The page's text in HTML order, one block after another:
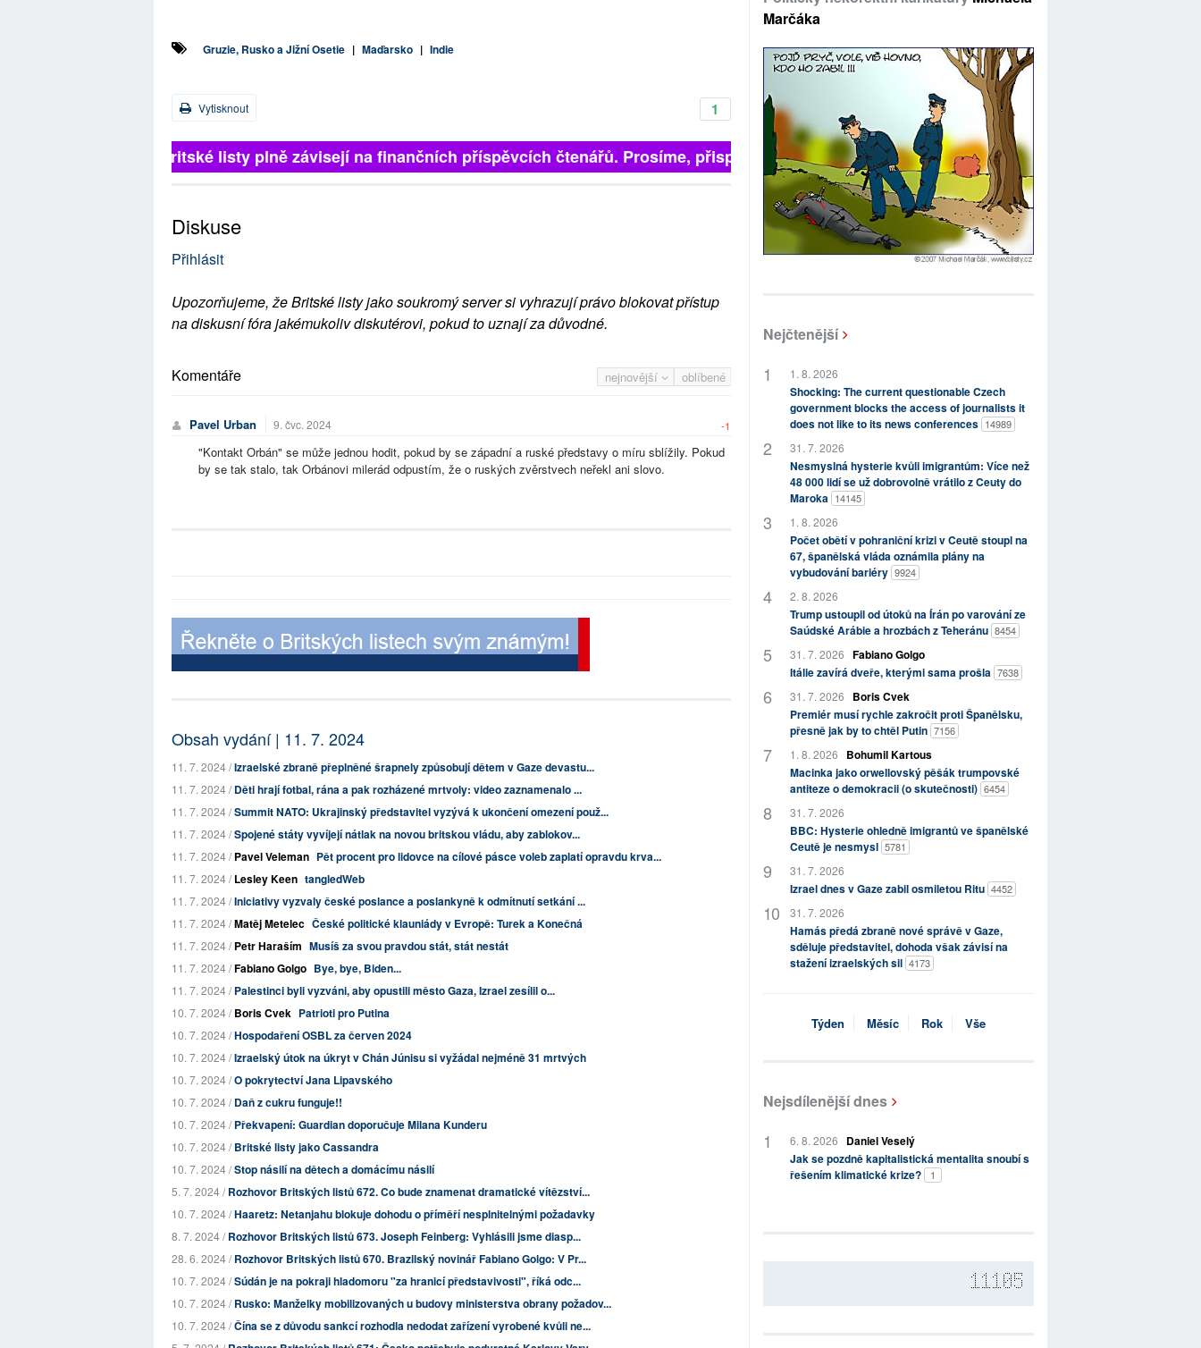
Gruzie, Rusko a Jižní Osetie | Maďarsko | Indie
1
Vytisknout
Britské listy plně závisejí na finančních příspěvcích čtenářů. Prosíme, přispějte. ➥
Diskuse
Přihlásit
Upozorňujeme, že Britské listy jako soukromý server si vyhrazují právo blokovat přístup
na diskusní fóra jakémukoliv diskutérovi, pokud to uznají za důvodné.
nejnovější oblíbené
Komentáře
Pavel Urban 9. čvc. 2024 -1
"Kontakt Orbán" se může jednou hodit, pokud by se západní a ruské představy o míru sblížily. Pokud
by se tak stalo, tak Orbánovi milerád odpustím, že o ruských zvěrstvech neřekl ani slovo.
Obsah vydání | 11. 7. 2024
11. 7. 2024 /Izraelské zbraně přeplněné šrapnely způsobují dětem v Gaze devastu...
11. 7. 2024 /Děti hrají fotbal, rána a pak rozházené mrtvoly: video zaznamenalo ...
11. 7. 2024 /Summit NATO: Ukrajinský představitel vyzývá k ukončení omezení použ...
11. 7. 2024 /Spojené státy vyvíjejí nátlak na novou britskou vládu, aby zablokov...
11. 7. 2024 /Pavel Veleman Pět procent pro lidovce na cílové pásce voleb zaplatí opravdu krva...
11. 7. 2024 /Lesley Keen tangledWeb
11. 7. 2024 /Iniciativy vyzvaly české poslance a poslankyně k odmítnutí setkání ...
11. 7. 2024 /Matěj Metelec České politické klauniády v Evropě: Turek a Konečná
11. 7. 2024 /Petr Haraším Musíš za svou pravdou stát, stát nestát
11. 7. 2024 /Fabiano Golgo Bye, bye, Biden...
11. 7. 2024 /Palestinci byli vyzváni, aby opustili město Gaza, Izrael zesílil o...
10. 7. 2024 /Boris Cvek Patrioti pro Putina
10. 7. 2024 /Hospodaření OSBL za červen 2024
10. 7. 2024 /Izraelský útok na úkryt v Chán Júnisu si vyžádal nejméně 31 mrtvých
10. 7. 2024 /O pokrytectví Jana Lipavského
10. 7. 2024 /Daň z cukru funguje!!
10. 7. 2024 /Překvapení: Guardian doporučuje Milana Kunderu
10. 7. 2024 /Britské listy jako Cassandra
10. 7. 2024 /Stop násilí na dětech a domácímu násilí
5. 7. 2024 /Rozhovor Britských listů 672. Co bude znamenat dramatické vítězství...
10. 7. 2024 /Haaretz: Netanjahu blokuje dohodu o příměří nesplnitelnými požadavky
8. 7. 2024 /Rozhovor Britských listů 673. Joseph Feinberg: Vyhlásili jsme diasp...
28. 6. 2024 /Rozhovor Britských listů 670. Brazilský novinář Fabiano Golgo: V Pr...
10. 7. 2024 /Súdán je na pokraji hladomoru "za hranicí představivosti", říká odc...
10. 7. 2024 /Rusko: Manželky mobilizovaných u budovy ministerstva obrany požadov...
10. 7. 2024 /Čína se z důvodu sankcí rozhodla nedodat zařízení vyrobené kvůli ne...
Marčáka
Nejčtenější
1. 8. 2026
Shocking: The current questionable Czech
government blocks the access of journalists it
does not like to its news conferences 14989
31. 7. 2026
Nesmyslná hysterie kvůli imigrantům: Více než
48 000 lidí se už dobrovolně vrátilo z Ceuty do
Maroka 14145
1. 8. 2026
Počet obětí v pohraniční krizi v Ceutě stoupl na
67, španělská vláda oznámila plány na
vybudování bariéry 9924
2. 8. 2026
Trump ustoupil od útoků na Írán po varování ze
Saúdské Arábie a hrozbách z Teheránu 8454
31. 7. 2026 Fabiano Golgo
Itálie zavírá dveře, kterými sama prošla 7638
31. 7. 2026
Boris Cvek
Premiér musí rychle zakročit proti Španělsku,
přesně jak by to chtěl Putin 7156
1. 8. 2026
Bohumil Kartous
Macinka jako orwellovský pěšák trumpovské
antiteze o demokracii (o skutečnosti) 6454
31. 7. 2026
BBC: Hysterie ohledně imigrantů ve španělské
Ceutě je nesmysl 5781
31. 7. 2026
Izrael dnes v Gaze zabil osmiletou Ritu 4452
31. 7. 2026
Hamás předá zbraně nové správě v Gaze,
sděluje představitel, dohoda však závisí na
stažení izraelských sil 4173
Týden Měsíc Rok Vše
Nejsdílenější dnes
6. 8. 2026
Daniel Veselý
Jak se pozdně kapitalistická mentalita snoubí s
řešením klimatické krize?
1
11105